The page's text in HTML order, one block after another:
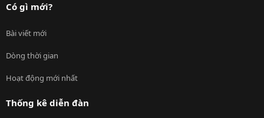
Có gì mới?
Bài viết mới
Dòng thời gian
Hoạt động mới nhất
Thống kê diễn đàn